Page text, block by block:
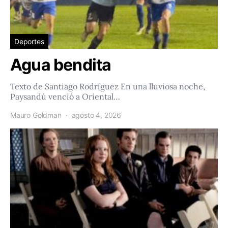
Deportes
Agua bendita
Texto de Santiago Rodríguez En una lluviosa noche,
Paysandú venció a Oriental…
Mauro Goldman agosto 4, 2026